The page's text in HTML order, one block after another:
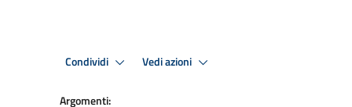
Condividi Vedi azioni
Argomenti: